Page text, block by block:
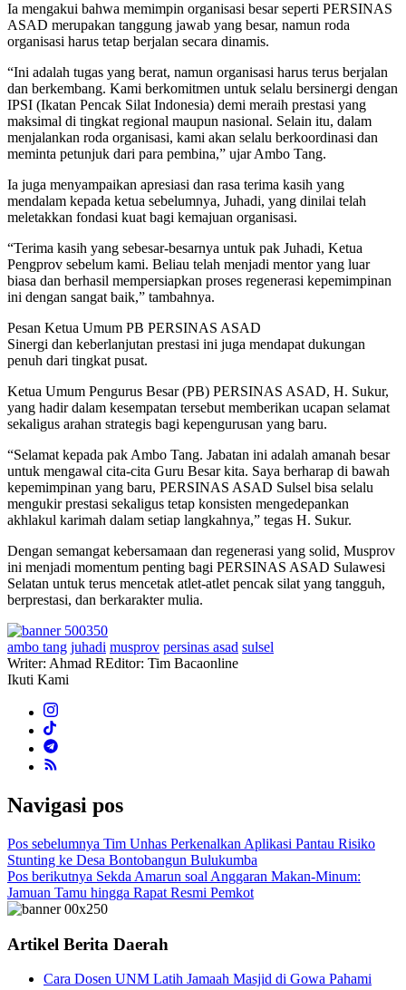
Ia mengakui bahwa memimpin organisasi besar seperti PERSINAS
ASAD merupakan tanggung jawab yang besar, namun roda
organisasi harus tetap berjalan secara dinamis.
“Ini adalah tugas yang berat, namun organisasi harus terus berjalan
dan berkembang. Kami berkomitmen untuk selalu bersinergi dengan
IPSI (Ikatan Pencak Silat Indonesia) demi meraih prestasi yang
maksimal di tingkat regional maupun nasional. Selain itu, dalam
menjalankan roda organisasi, kami akan selalu berkoordinasi dan
meminta petunjuk dari para pembina,” ujar Ambo Tang.
Ia juga menyampaikan apresiasi dan rasa terima kasih yang
mendalam kepada ketua sebelumnya, Juhadi, yang dinilai telah
meletakkan fondasi kuat bagi kemajuan organisasi.
“Terima kasih yang sebesar-besarnya untuk pak Juhadi, Ketua
Pengprov sebelum kami. Beliau telah menjadi mentor yang luar
biasa dan berhasil mempersiapkan proses regenerasi kepemimpinan
ini dengan sangat baik,” tambahnya.
Pesan Ketua Umum PB PERSINAS ASAD
Sinergi dan keberlanjutan prestasi ini juga mendapat dukungan
penuh dari tingkat pusat.
Ketua Umum Pengurus Besar (PB) PERSINAS ASAD, H. Sukur,
yang hadir dalam kesempatan tersebut memberikan ucapan selamat
sekaligus arahan strategis bagi kepengurusan yang baru.
“Selamat kepada pak Ambo Tang. Jabatan ini adalah amanah besar
untuk mengawal cita-cita Guru Besar kita. Saya berharap di bawah
kepemimpinan yang baru, PERSINAS ASAD Sulsel bisa selalu
mengukir prestasi sekaligus tetap konsisten mengedepankan
akhlakul karimah dalam setiap langkahnya,” tegas H. Sukur.
Dengan semangat kebersamaan dan regenerasi yang solid, Musprov
ini menjadi momentum penting bagi PERSINAS ASAD Sulawesi
Selatan untuk terus mencetak atlet-atlet pencak silat yang tangguh,
berprestasi, dan berkarakter mulia.
ambo tang juhadi musprov persinas asad sulsel
Writer: Ahmad REditor: Tim Bacaonline
Ikuti Kami
Navigasi pos
Pos sebelumnya Tim Unhas Perkenalkan Aplikasi Pantau Risiko
Stunting ke Desa Bontobangun Bulukumba
Pos berikutnya Sekda Amarun soal Anggaran Makan-Minum:
Jamuan Tamu hingga Rapat Resmi Pemkot
Artikel Berita Daerah
Cara Dosen UNM Latih Jamaah Masjid di Gowa Pahami